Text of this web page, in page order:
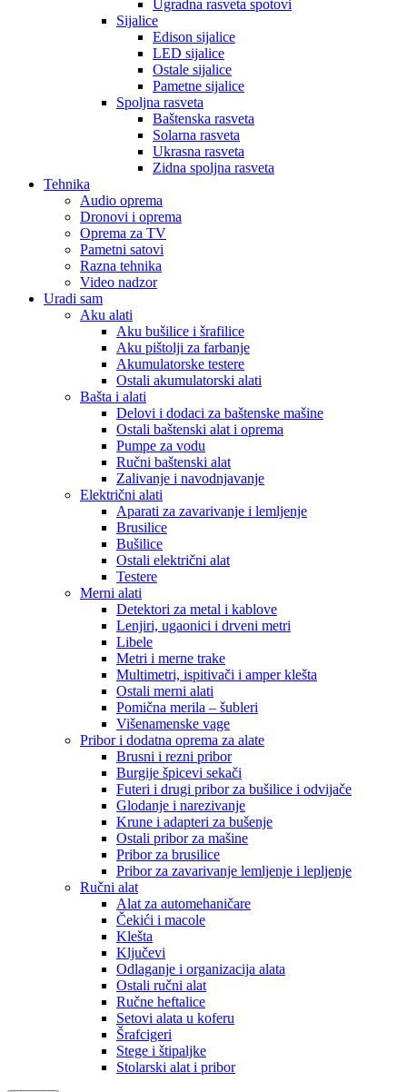
Ugradna rasveta spotovi
Sijalice
Edison sijalice
LED sijalice
Ostale sijalice
Pametne sijalice
Spoljna rasveta
Baštenska rasveta
Solarna rasveta
Ukrasna rasveta
Zidna spoljna rasveta
Tehnika
Audio oprema
Dronovi i oprema
Oprema za TV
Pametni satovi
Razna tehnika
Video nadzor
Uradi sam
Aku alati
Aku bušilice i šrafilice
Aku pištolji za farbanje
Akumulatorske testere
Ostali akumulatorski alati
Bašta i alati
Delovi i dodaci za baštenske mašine
Ostali baštenski alat i oprema
Pumpe za vodu
Ručni baštenski alat
Zalivanje i navodnjavanje
Električni alati
Aparati za zavarivanje i lemljenje
Brusilice
Bušilice
Ostali električni alat
Testere
Merni alati
Detektori za metal i kablove
Lenjiri, ugaonici i drveni metri
Libele
Metri i merne trake
Multimetri, ispitivači i amper klešta
Ostali merni alati
Pomična merila – šubleri
Višenamenske vage
Pribor i dodatna oprema za alate
Brusni i rezni pribor
Burgije špicevi sekači
Futeri i drugi pribor za bušilice i odvijače
Glodanje i narezivanje
Krune i adapteri za bušenje
Ostali pribor za mašine
Pribor za brusilice
Pribor za zavarivanje lemljenje i lepljenje
Ručni alat
Alat za automehaničare
Čekići i macole
Klešta
Ključevi
Odlaganje i organizacija alata
Ostali ručni alat
Ručne heftalice
Setovi alata u koferu
Šrafcigeri
Stege i štipaljke
Stolarski alat i pribor